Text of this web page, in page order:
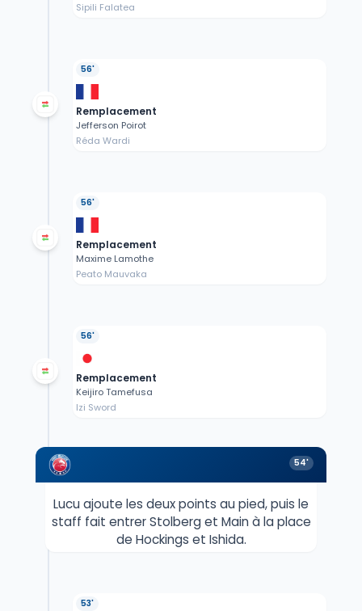
Sipili Falatea
56'
Remplacement
Jefferson Poirot
Réda Wardi
56'
Remplacement
Maxime Lamothe
Peato Mauvaka
56'
Remplacement
Keijiro Tamefusa
Izi Sword
54'
Lucu ajoute les deux points au pied, puis le
staff fait entrer Stolberg et Main à la place
de Hockings et Ishida.
53'